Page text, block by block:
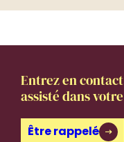
Entrez en
assisté dans
Être rappelé